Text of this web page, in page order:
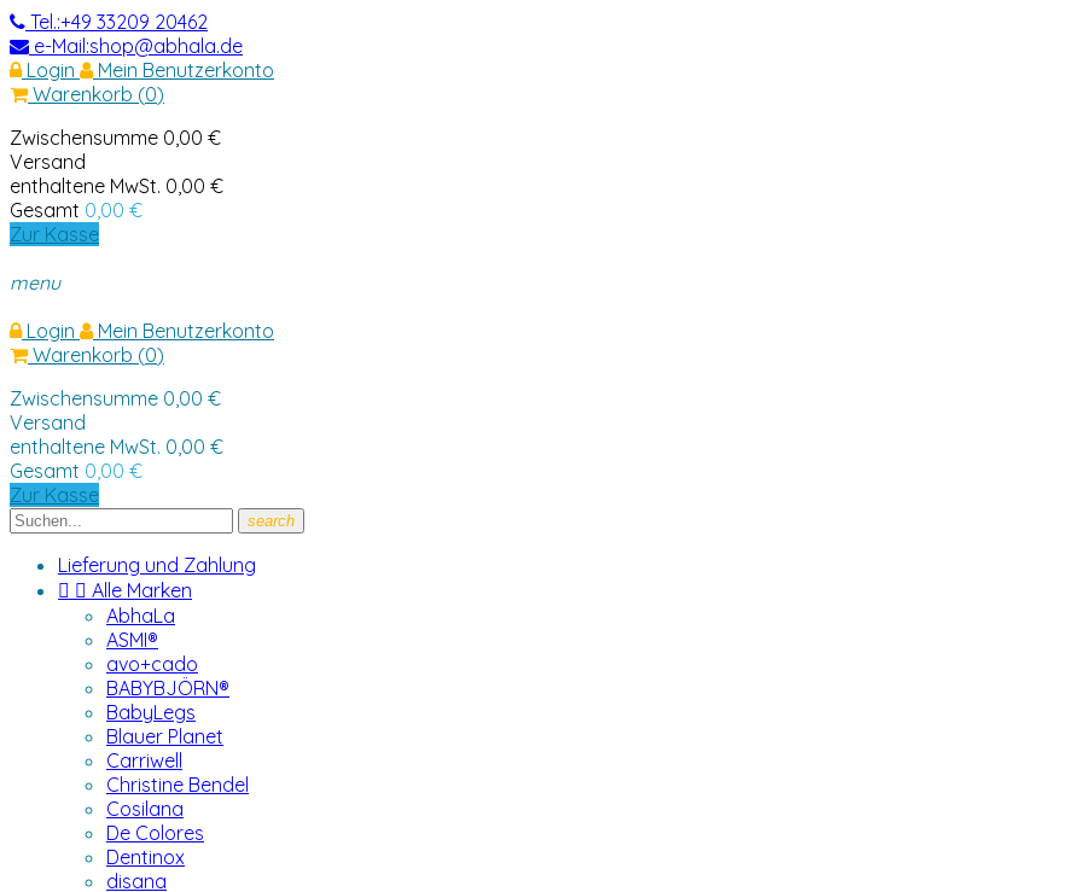
Tel.:+49 33209 20462
e-Mail:shop@abhala.de
Login
Mein Benutzerkonto
Warenkorb (0)
Zwischensumme 0,00 €
Versand
enthaltene MwSt. 0,00 €
Gesamt 0,00 €
Zur Kasse
menu
Login
Mein Benutzerkonto
Warenkorb (0)
Zwischensumme 0,00 €
Versand
enthaltene MwSt. 0,00 €
Gesamt 0,00 €
Zur Kasse
search
Lieferung und Zahlung
  Alle Marken
AbhaLa
ASMI®
avo+cado
BABYBJÖRN®
BabyLegs
Blauer Planet
Carriwell
Christine Bendel
Cosilana
De Colores
Dentinox
disana